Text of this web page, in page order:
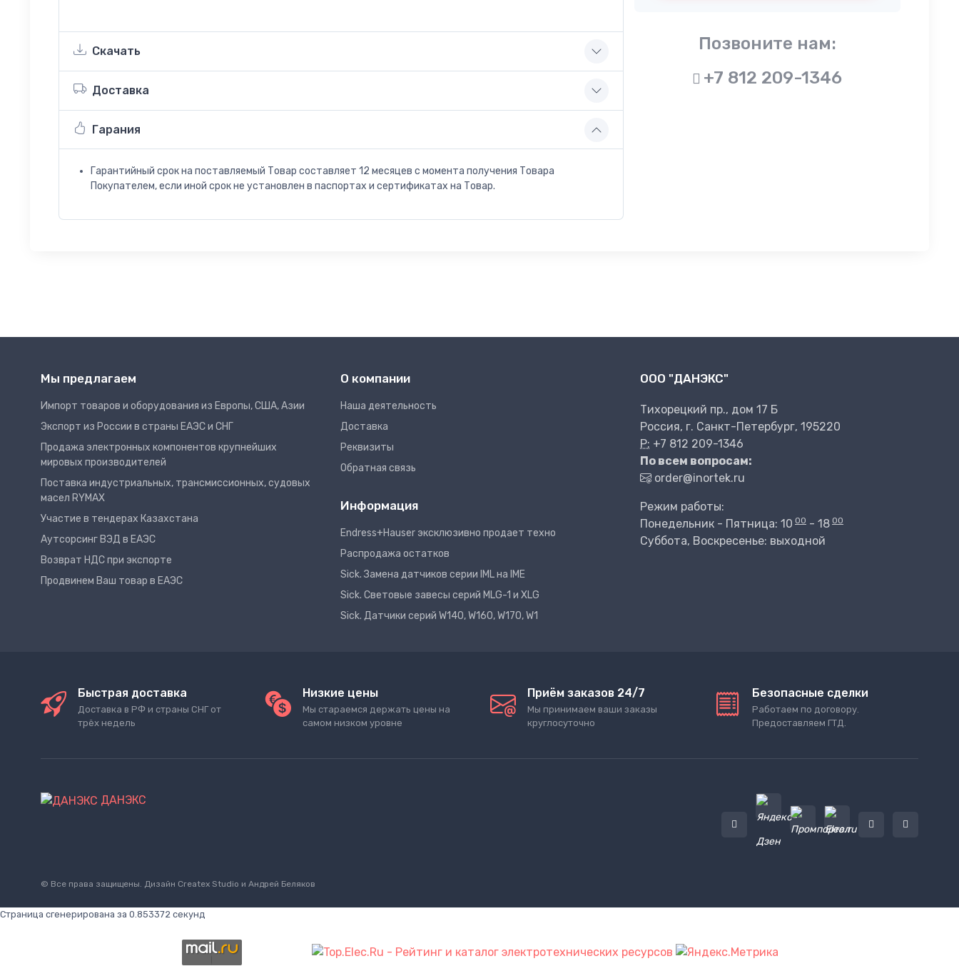
Скачать
Доставка
Гарания
Гарантийный срок на поставляемый Товар составляет 12 месяцев с момента получения Товара
Покупателем, если иной срок не установлен в паспортах и сертификатах на Товар.
Позвоните нам:
+7 812 209-1346
Мы предлагаем
Импорт товаров и оборудования из Европы, США, Азии
Экспорт из России в страны ЕАЭС и СНГ
Продажа электронных компонентов крупнейших
мировых производителей
Поставка индустриальных, трансмиссионных, судовых
масел RYMAX
Участие в тендерах Казахстана
Аутсорсинг ВЭД в ЕАЭС
Возврат НДС при экспорте
Продвинем Ваш товар в ЕАЭС
О компании
Наша деятельность
Доставка
Реквизиты
Обратная связь
Информация
Endress+Hauser эксклюзивно продает техно
Распродажа остатков
Sick. Замена датчиков серии IML на IME
Sick. Световые завесы серий MLG-1 и XLG
Sick. Датчики серий W140, W160, W170, W1
ООО "ДАНЭКС"
Тихорецкий пр., дом 17 Б
Россия, г. Санкт-Петербург, 195220
P: +7 812 209-1346
По всем вопросам:
order@inortek.ru
Режим работы:
Понедельник - Пятница: 10 00 - 18 00
Суббота, Воскресенье: выходной
Быстрая доставка
Доставка в РФ и страны СНГ от
трёх недель
Низкие цены
Мы стараемся держать цены на
самом низком уровне
Приём заказов 24/7
Мы принимаем ваши заказы
круглосуточно
Безопасные сделки
Работаем по договору.
Предоставляем ГТД.
ДАНЭКС
© Все права защищены. Дизайн Createx Studio и Андрей Беляков
Страница сгенерирована за 0.853372 секунд